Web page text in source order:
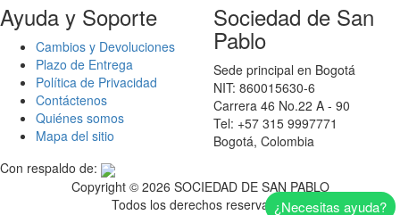
Ayuda y Soporte
Cambios y Devoluciones
Plazo de Entrega
Política de Privacidad
Contáctenos
Quiénes somos
Mapa del sitio
Sociedad de San
Pablo
Sede principal en Bogotá
NIT: 860015630-6
Carrera 46 No.22 A - 90
Tel: +57 315 9997771
Bogotá, Colombia
Con respaldo de:
Copyright © 2026 SOCIEDAD DE SAN PABLO
Todos los derechos reservados¿Necesitas ayuda?